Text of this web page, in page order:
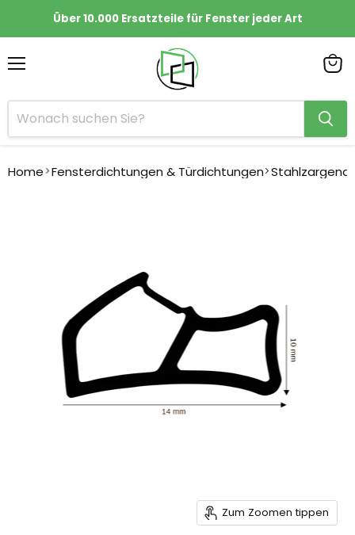
Über 10.000 Ersatzteile für Fenster jeder Art
Home Fensterdichtungen & Türdichtungen
Zum Zoomen tippen